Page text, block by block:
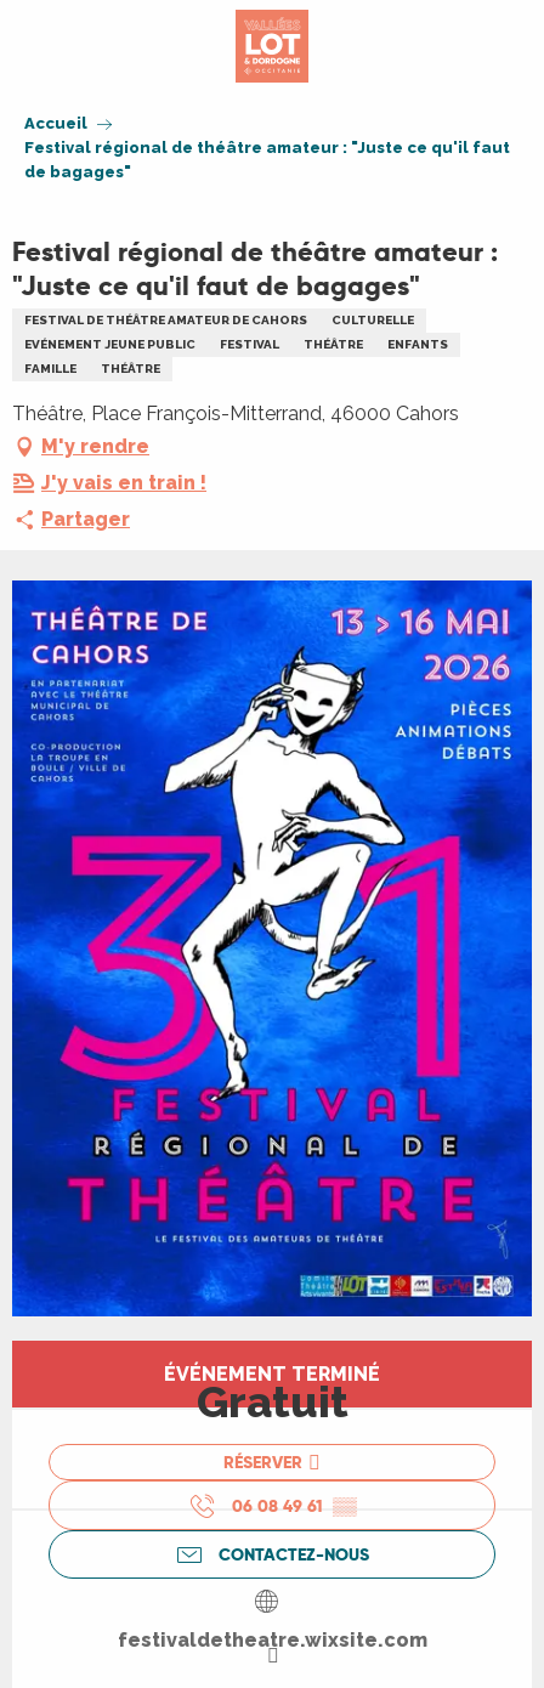
Accueil
Festival régional de théâtre amateur : "Juste ce qu'il faut
de bagages"
Festival régional de théâtre amateur :
"Juste ce qu'il faut de bagages"
FESTIVAL DE THÉÂTRE AMATEUR DE CAHORS
CULTURELLE
EVÉNEMENT JEUNE PUBLIC
FESTIVAL THÉÂTRE
ENFANTS
FAMILLE
THÉÂTRE
Théâtre, Place François-Mitterrand, 46000 Cahors
M'y rendre
J'y vais en train !
Partager
Ouverture et coordonnées
ÉVÉNEMENT TERMINÉ
Gratuit
RÉSERVER
06 08 49 61 ▒▒
CONTACTEZ-NOUS
festivaldetheatre.wixsite.com